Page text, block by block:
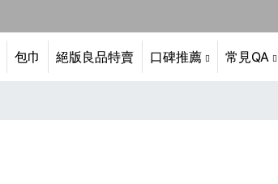
包巾 絕版良品特賣 口碑推薦 常見QA